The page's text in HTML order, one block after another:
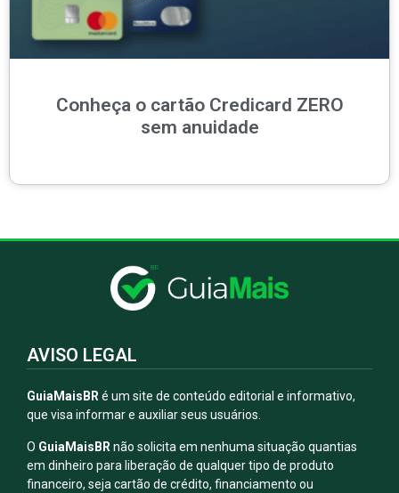
Conheça o cartão Credicard ZERO
sem anuidade
AVISO LEGAL
GuiaMaisBR é um site de conteúdo editorial e informativo,
que visa informar e auxiliar seus usuários.
O GuiaMaisBR não solicita em nenhuma situação quantias
em dinheiro para liberação de qualquer tipo de produto
financeiro, seja cartão de crédito, financiamento ou